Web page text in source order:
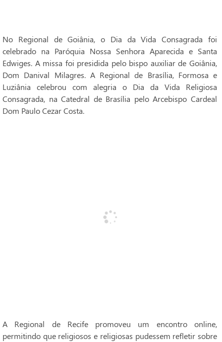
No Regional de Goiânia, o Dia da Vida Consagrada foi
celebrado na Paróquia Nossa Senhora Aparecida e Santa
Edwiges. A missa foi presidida pelo bispo auxiliar de Goiânia,
Dom Danival Milagres. A Regional de Brasília, Formosa e
Luziânia celebrou com alegria o Dia da Vida Religiosa
Consagrada, na Catedral de Brasília pelo Arcebispo Cardeal
Dom Paulo Cezar Costa.
A Regional de Recife promoveu um encontro online,
permitindo que religiosos e religiosas pudessem refletir sobre